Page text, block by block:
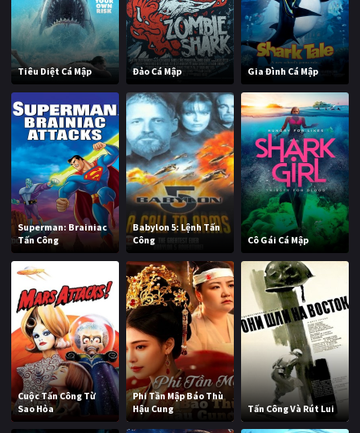
Tiêu Diệt Cá Mập Đảo Cá Mập Gia Đình Cá Mập
Superman: Brainiac
Tấn Công
Babylon 5: Lệnh Tấn
Công
Cô Gái Cá Mập
Cuộc Tấn Công Từ
Sao Hỏa
Phi Tần Mập Báo Thù
Hậu Cung
Tấn Công Và Rút Lui